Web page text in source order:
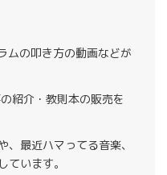
ムの叩き方の動画などが
紹介・教則本の販売を
、最近ハマってる音楽、
ています。